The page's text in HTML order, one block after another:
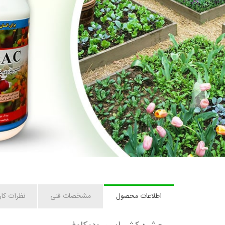
اطلاعات محصول مشخصات فنی نظرات